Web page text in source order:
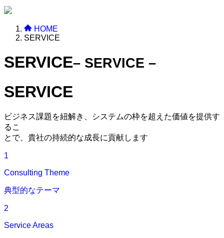
HOME
SERVICE
SERVICE– SERVICE –
SERVICE
ビジネス課題を紐解き、システムの枠を超えた価値を提供す
るこ
とで、貴社の持続的な成長に貢献します
1
Consulting Theme
典型的なテーマ
2
Service Areas